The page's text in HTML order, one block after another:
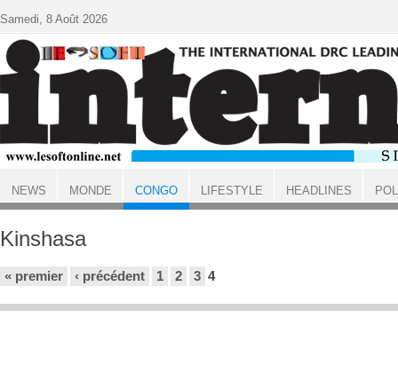
ACCUEIL CONGO
Kinshasa
« premier ‹ précédent 1 2 3 4
Samedi, 8 Août 2026
NEWS MONDE CONGO LIFESTYLE HEADLINES